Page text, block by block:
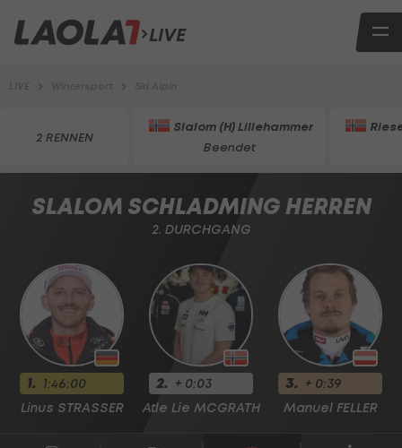
LIVE
LIVE Wintersport Ski Alpin
2 RENNEN
Slalom (H) Lillehammer
Beendet
SLALOM SCHLADMING HERREN
2. DURCHGANG
1. 1:46:00
Linus STRASSER
2. + 0:03
Atle Lie MCGRATH
3. + 0:39
Manuel FELLER